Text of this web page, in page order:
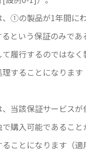
①の製品が1年間に
という保証のみで
履行するのではな
することになりま
当該保証サービスが
購入可能であるこ
ことになります（適